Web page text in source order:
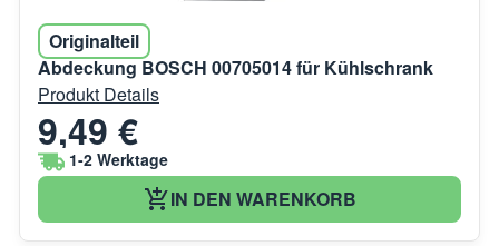
Originalteil
Abdeckung BOSCH 00705014 für Kühlschrank
Produkt Details
9,49 €
1-2 Werktage
IN DEN WARENKORB